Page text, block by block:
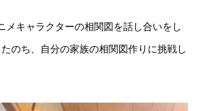
メキャラクターの相関図を話し合いをし
のち、自分の家族の相関図作りに挑戦し